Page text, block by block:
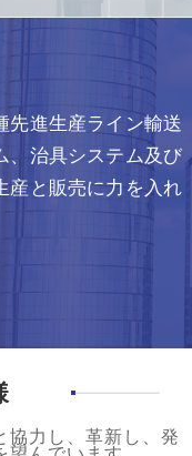
先進生産ライン輸送
、治具システム及び
産と販売に力を入れ
協力し、革新し、発